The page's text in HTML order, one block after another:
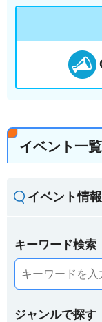
イベント一覧
イベント情
キーワード検索
ジャンルで探す